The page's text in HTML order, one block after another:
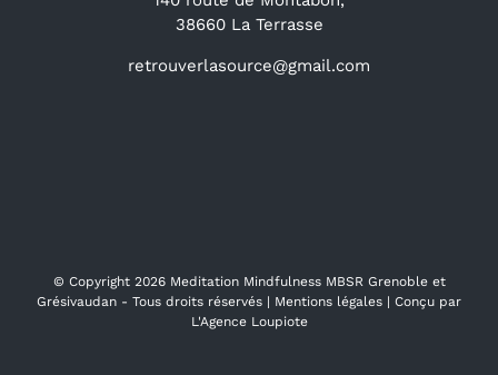
38660 La Terrasse
retrouverlasource@gmail.com
© Copyright 2026 Meditation Mindfulness MBSR Grenoble et
Grésivaudan - Tous droits réservés | Mentions légales | Conçu par
L'Agence Loupiote